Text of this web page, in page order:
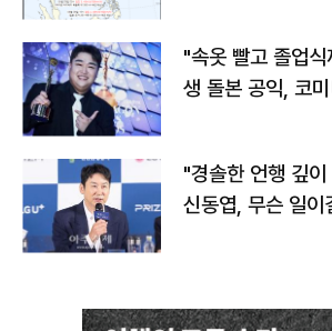
"속옷 빨고 졸업
생 돌본 공익, 코
"경솔한 언행 깊
신동엽, 무슨 일이